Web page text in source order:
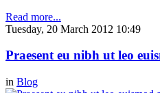
Read more...
Tuesday, 20 March 2012 10:49
Praesent eu nibh ut leo
in Blog